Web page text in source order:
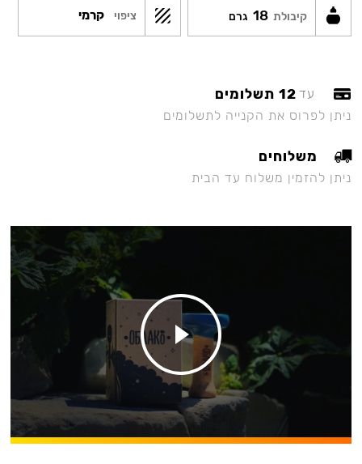
קיבולת 18 גרם ציפוי קרמי
עד 12 תשלומים
ניתן לפרוס את הקנייה לתשלומים
משלוחים
ניתן להזמין משלוח עד הבית